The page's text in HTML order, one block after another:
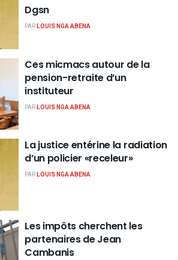
Dgsn
PARLOUIS NGA ABENA
Ces micmacs autour de la
pension-retraite d’un
instituteur
PARLOUIS NGA ABENA
La justice entérine la radiation
d’un policier «receleur»
PARLOUIS NGA ABENA
Les impôts cherchent les
partenaires de Jean
Cambanis